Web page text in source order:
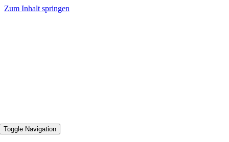
Zum Inhalt springen
Toggle Navigation